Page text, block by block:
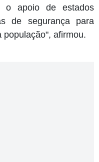
o apoio de estados
de segurança para
população", afirmou.